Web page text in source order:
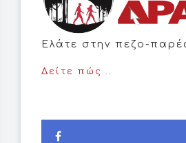
Ελάτε στην πεζο-
Δείτε πώς...